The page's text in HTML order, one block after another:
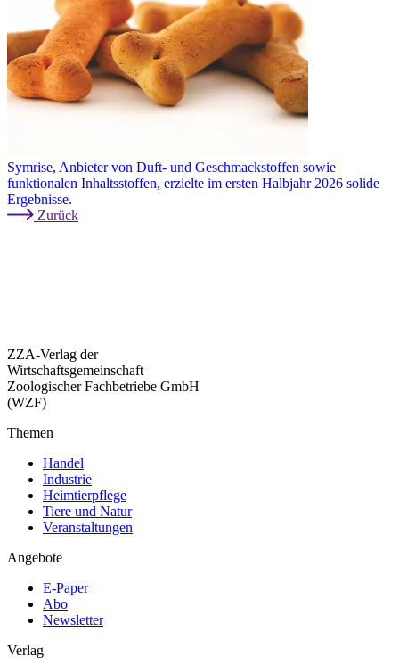
Symrise, Anbieter von Duft- und Geschmackstoffen sowie
funktionalen Inhaltsstoffen, erzielte im ersten Halbjahr 2026 solide
Ergebnisse.
Zurück
ZZA-Verlag der
Wirtschaftsgemeinschaft
Zoologischer Fachbetriebe GmbH
(WZF)
Themen
Handel
Industrie
Heimtierpflege
Tiere und Natur
Veranstaltungen
Angebote
E-Paper
Abo
Newsletter
Verlag